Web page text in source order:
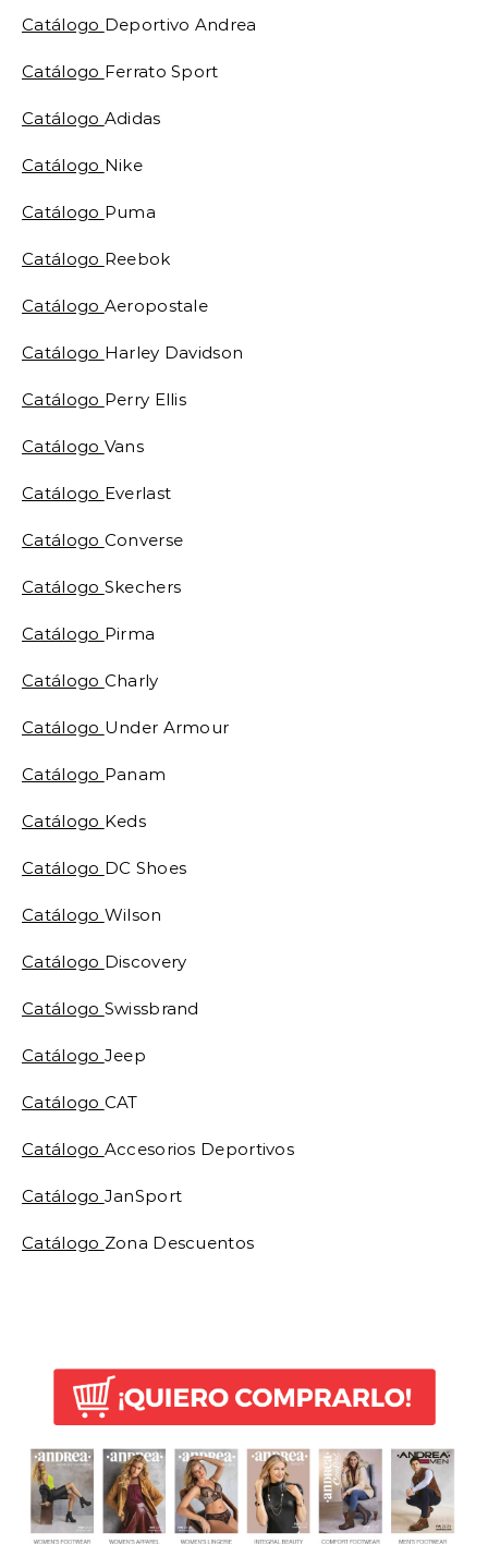
Catálogo Deportivo Andrea
Catálogo Ferrato Sport
Catálogo Adidas
Catálogo Nike
Catálogo Puma
Catálogo Reebok
Catálogo Aeropostale
Catálogo Harley Davidson
Catálogo Perry Ellis
Catálogo Vans
Catálogo Everlast
Catálogo Converse
Catálogo Skechers
Catálogo Pirma
Catálogo Charly
Catálogo Under Armour
Catálogo Panam
Catálogo Keds
Catálogo DC Shoes
Catálogo Wilson
Catálogo Discovery
Catálogo Swissbrand
Catálogo Jeep
Catálogo CAT
Catálogo Accesorios Deportivos
Catálogo JanSport
Catálogo Zona Descuentos